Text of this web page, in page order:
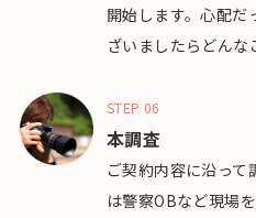
開始します。心配だ
ざいましたらどんな
STEP 06
本調査
ご契約内容に沿って
は警察OBなど現場